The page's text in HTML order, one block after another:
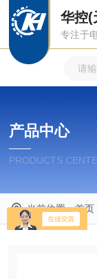
华控(
专注于
产品中心
PRODUCTS
当前位置：首页